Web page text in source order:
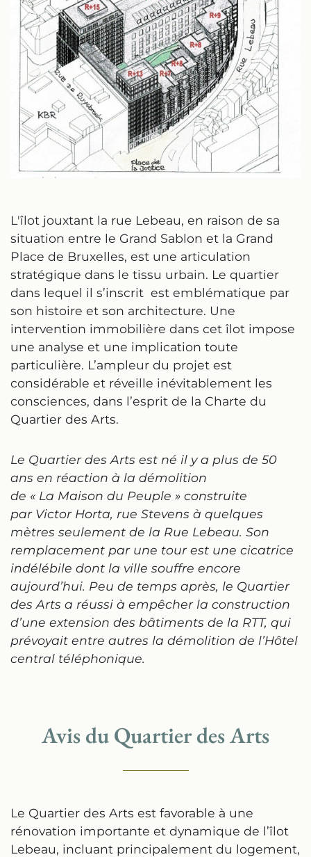
L'îlot jouxtant la rue Lebeau, en raison de sa
situation entre le Grand Sablon et la Grand
Place de Bruxelles, est une articulation
stratégique dans le tissu urbain. Le quartier
dans lequel il s’inscrit est emblématique par
son histoire et son architecture. Une
intervention immobilière dans cet îlot impose
une analyse et une implication toute
particulière. L’ampleur du projet est
considérable et réveille inévitablement les
consciences, dans l’esprit de la Charte du
Quartier des Arts.
Le Quartier des Arts est né il y a plus de 50
ans en réaction à la démolition
de « La Maison du Peuple » construite
par Victor Horta, rue Stevens à quelques
mètres seulement de la Rue Lebeau. Son
remplacement par une tourest une cicatrice
indélébile dont la ville souffre encore
aujourd’hui. Peu de temps après, le Quartier
des Arts a réussi à empêcher la construction
d’une extension des bâtiments de la RTT, qui
prévoyait entre autres la démolition de l’Hôtel
central téléphonique.
Avis du Quartier des Arts
Le Quartier des Arts est favorable à une
rénovation importante et dynamique de l’îlot
Lebeau, incluant principalement du logement,